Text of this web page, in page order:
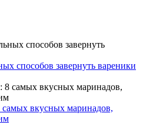
способов завернуть вареники
вкусных маринадов,